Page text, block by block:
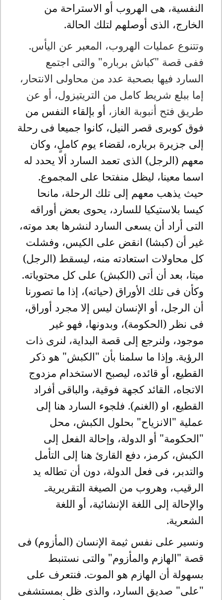
النفسية، هى الهروب أو الاستراحة من
الخارج، الذى أوصلهم لتلك الحالة.
وتتنوع عمليات الهروب، المعبر عن اليأس.
ففى قصة "كباش برباره" والتى اجتمع
السارد فيها بصحبة عدد من محاولى الانتحار،
إما ببلع شريط كامل من التريتيزول، أو عن
طريق فتح أنبوبة الغاز، أو بإلقاء النفس من
فوق كوبرى قصر النيل، كانوا جميعا فى رحلة
إلى جزيرة برباره، لقضاء يوم كاملٍ، وكان
معهم (الرجل) الذى تعمد السارد ألا يحدد له
اسما معينا، ليظل منفتحا على المجموع.
حيث يذهب معهم إلى تلك الرحلة، مانحا
كيسا بلاستيكيا للسارد، يحوى بعض أوراقه
التى أراد أن يسعى السارد لنشرها بعد موته،
غير أن (كبشا) انقض على الكيس، وفشلت
كل محاولات استعادته منه، ليسقط (الرجل)
ميتا، بعد أن أتى (الكبش) على كل محتوياته.
وكأن فى تلك الأوراق (حياته)، إذا ما تصورنا
أن الرجل، أو الإنسان ليس إلا مجرد أوراق،
فى نظر (الحكومة)، وبدونها، فهو غير
موجود، ولنرجع إلى قصة البداية، لنرى ذات
الرؤية. وإذا ما سلمنا بأن "الكبش" هو ذكر
القطيع، أو قائده، ليصبح الاستخدام مزدوج
الاتجاه، القائد كجهة فوقية، والباقى أفراد
القطيع، او (الغنم). فلجوء السارد هنا إلى
عملية "الانزياح" بحلول الكبش، محل
"الحكومة" أو الدولة، وإحالة الفعل إلى
الكبش، كرمز، دفع القارئ هنا إلى التأمل
والتدبر، فى فعل الدولة، دون أن تطاله يد
الرقيب، وهروب من الصيغة التقريريةـ
والإحالة إلى اللغة الإنشائية، أو اللغة
الشعرية.
ونسير على نفس ثيمة الإنسان (المأزوم) فى
قصة "الهازم والمأزوم" والتى نستنبط
بسهولة أن الهازم هو الموت. فنتعرف على
"على" صديق السارد، والذى ظل بمستشفى